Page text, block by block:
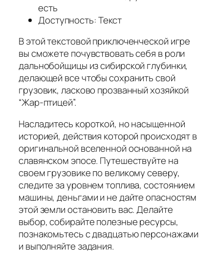
есть
Доступность: Текст
В этой текстовой приключенческой игре
вы сможете почувствовать себя в роли
дальнобойщицы из сибирской глубинки,
делающей все чтобы сохранить свой
грузовик, ласково прозванный хозяйкой
“Жар-птицей”.
Насладитесь короткой, но насыщенной
историей, действия которой происходят в
оригинальной вселенной основанной на
славянском эпосе. Путешествуйте на
своем грузовике по великому северу,
следите за уровнем топлива, состоянием
машины, деньгами и не дайте опасностям
этой земли остановить вас. Делайте
выбор, собирайте полезные ресурсы,
познакомьтесь с двадцатью персонажами
и выполняйте задания.